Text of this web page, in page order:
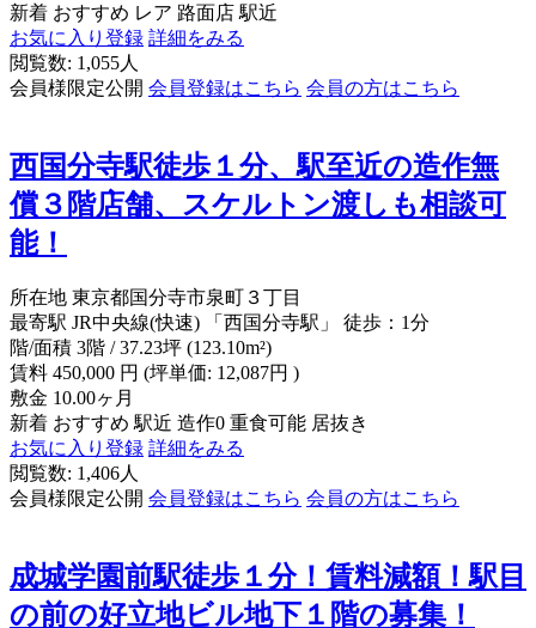
新着 おすすめ レア 路面店 駅近
お気に入り登録 詳細をみる
閲覧数: 1,055人
会員様限定公開 会員登録はこちら 会員の方はこちら
西国分寺駅徒歩１分、駅至近の造作無
償３階店舗、スケルトン渡しも相談可
能！
所在地 東京都国分寺市泉町３丁目
最寄駅 JR中央線(快速) 「西国分寺駅」 徒歩：1分
階/面積 3階 / 37.23坪 (123.10m²)
賃料 450,000 円 (坪単価: 12,087円 )
敷金 10.00ヶ月
新着 おすすめ 駅近 造作0 重食可能 居抜き
お気に入り登録 詳細をみる
閲覧数: 1,406人
会員様限定公開 会員登録はこちら 会員の方はこちら
成城学園前駅徒歩１分！賃料減額！駅目
の前の好立地ビル地下１階の募集！